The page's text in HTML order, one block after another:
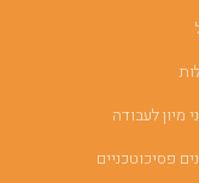
מיון לעבודה
פסיכוטכניים